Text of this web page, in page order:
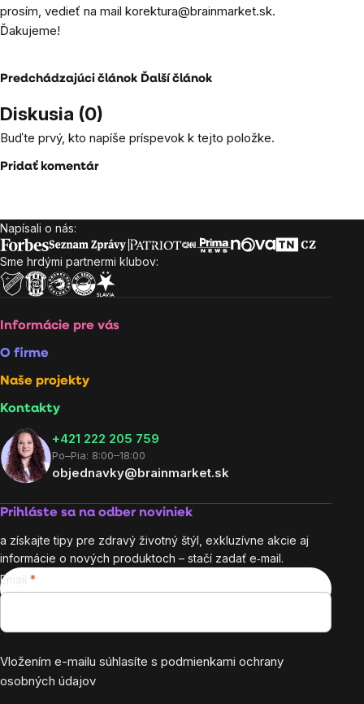
prosím, vedieť na mail korektura@brainmarket.sk.
Ďakujeme!
Predchádzajúci článok Ďalší článok
Diskusia (0)
Buďte prvý, kto napíše príspevok k tejto položke.
Pridať komentár
Zápätie
Napísali o nás:
Sme hrdými partnermi klubov:
Informácie pre vás
O firme
Naše projekty
Kontakty
+421 222 205 759
Po–Pia: 8:00–18:00
objednavky@brainmarket.sk
Prihláste sa na odber noviniek
a získajte tipy pre zdravý životný štýl, exkluzívne akcie aj
informácie o nových produktoch – stačí zadať e‑mail.
Email
Vložením e-mailu súhlasíte s podmienkami ochrany
osobných údajov